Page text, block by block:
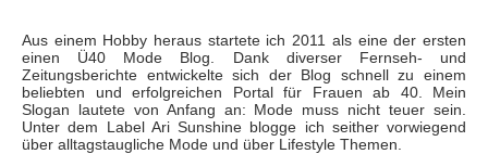
Aus einem Hobby heraus startete ich 2011 als eine der ersten
einen Ü40 Mode Blog. Dank diverser Fernseh- und
Zeitungsberichte entwickelte sich der Blog schnell zu einem
beliebten und erfolgreichen Portal für Frauen ab 40. Mein
Slogan lautete von Anfang an: Mode muss nicht teuer sein.
Unter dem Label Ari Sunshine blogge ich seither vorwiegend
über alltagstaugliche Mode und über Lifestyle Themen.